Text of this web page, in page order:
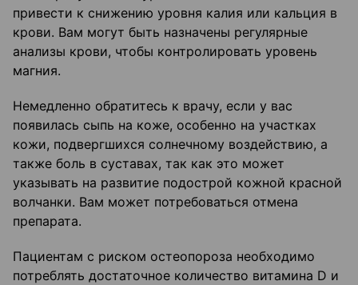
привести к снижению уровня калия или кальция в
крови. Вам могут быть назначены регулярные
анализы крови, чтобы контролировать уровень
магния.
Немедленно обратитесь к врачу, если у вас
появилась сыпь на коже, особенно на участках
кожи, подвергшихся солнечному воздействию, а
также боль в суставах, так как это может
указывать на развитие подострой кожной красной
волчанки. Вам может потребоваться отмена
препарата.
Пациентам с риском остеопороза необходимо
потреблять достаточное количество витамина D и